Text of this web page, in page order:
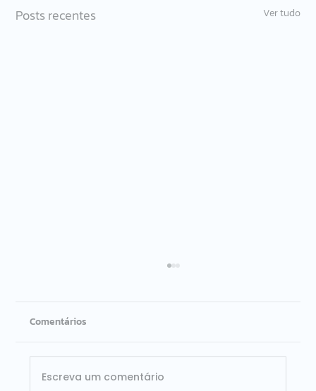
Posts recentes Ver tudo
Comentários
Escreva um comentário